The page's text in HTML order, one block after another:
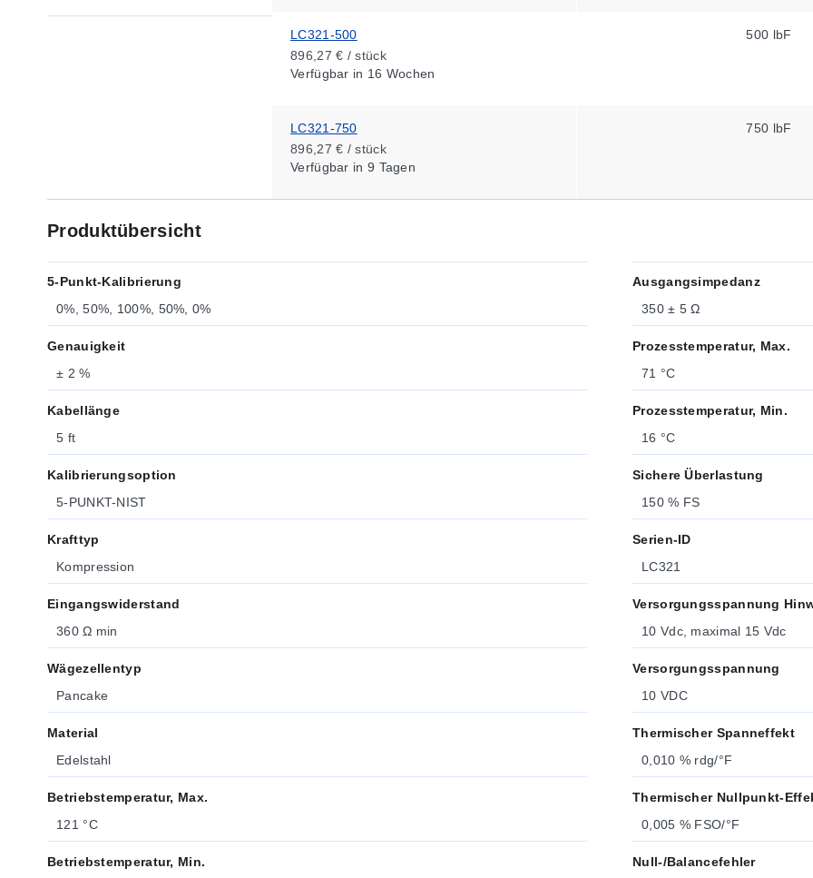
LC321-500
896,27 € / stück
Verfügbar in 16 Wochen
500 lbF
LC321-750
896,27 € / stück
Verfügbar in 9 Tagen
750 lbF
Produktübersicht
5-Punkt-Kalibrierung
0%, 50%, 100%, 50%, 0%
Genauigkeit
± 2 %
Kabellänge
5 ft
Kalibrierungsoption
5-PUNKT-NIST
Krafttyp
Kompression
Eingangswiderstand
360 Ω min
Wägezellentyp
Pancake
Material
Edelstahl
Betriebstemperatur, Max.
121 °C
Betriebstemperatur, Min.
Ausgangsimpedanz
350 ± 5 Ω
Prozesstemperatur, Max.
71 °C
Prozesstemperatur, Min.
16 °C
Sichere Überlastung
150 % FS
Serien-ID
LC321
Versorgungsspannung
10 Vdc, maximal 15 Vdc
Versorgungsspannung
10 VDC
Thermischer Spanneffekt
0,010 % rdg/°F
Thermischer Nullpunkt-
0,005 % FSO/°F
Null-/Balancefehler